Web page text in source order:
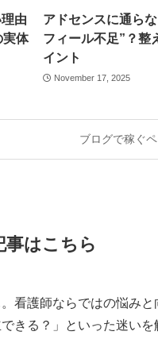
由
実体
アドセンスに通ら
フィール不足”？整
イント
November 17, 2025
ブログで稼ぐ
事はこちら
看護師ならではの悩みと
きる？」といった迷い